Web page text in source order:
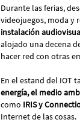
Durante las ferias,
videojuegos, moda y
instalación
alojado una decena
hacer red con otras
En el estand del IOT
energía, el medio
como IRIS y
Internet de las cosas.